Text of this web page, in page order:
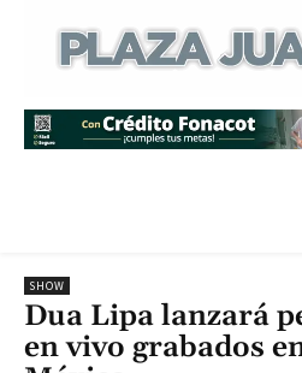
SHOW
Dua Lipa lanzará
en vivo grabados